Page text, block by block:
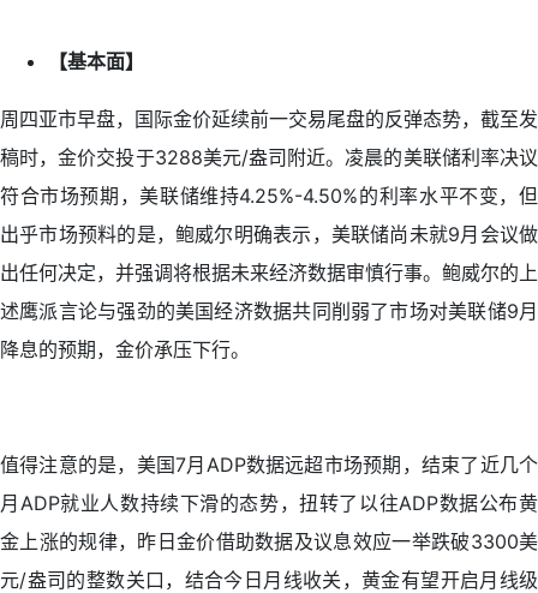
【基本面】
周四亚市早盘，国际金价延续前一交易尾盘的反弹态势，截至发
稿时，金价交投于3288美元/盎司附近。凌晨的美联储利率决议
符合市场预期，美联储维持4.25%-4.50%的利率水平不变，但
出乎市场预料的是，鲍威尔明确表示，美联储尚未就9月会议做
出任何决定，并强调将根据未来经济数据审慎行事。鲍威尔的上
述鹰派言论与强劲的美国经济数据共同削弱了市场对美联储9月
降息的预期，金价承压下行。
值得注意的是，美国7月ADP数据远超市场预期，结束了近几个
月ADP就业人数持续下滑的态势，扭转了以往ADP数据公布黄
金上涨的规律，昨日金价借助数据及议息效应一举跌破3300美
元/盎司的整数关口，结合今日月线收关，黄金有望开启月线级